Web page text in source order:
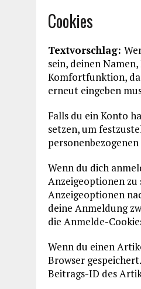
Cookies
Textvorschlag:
sein, deinen
Komfortfunktion,
erneut eingeben
Falls du ein Konto
setzen, um
Wenn du dich
Anzeigeoptionen zu
Anzeigeoptionen
deine Anmeldung
die Anmelde-
Wenn du einen
Browser
Beitrags-ID des